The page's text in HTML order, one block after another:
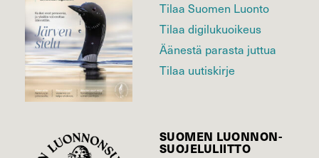
Tilaa Suomen Luonto
Tilaa digilukuoikeus
Äänestä parasta juttua
Tilaa uutiskirje
SUOMEN LUONNON­
SUOJELU­LIITTO